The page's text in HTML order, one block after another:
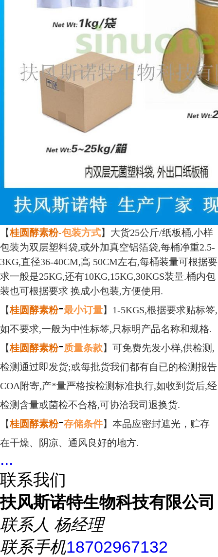
【桂圆酵素粉-包装方式】大货25公斤/纸板桶,小样
包装为双层塑料袋,或外加真空铝箔袋,每桶净重2.5-
3KG,直径36-40CM,高 50CM左右,每桶装量可根据要
求一般是25KG,还有10KG,15KG,30KGS装量.桶内包
装也可根据要求 换成小包装,方便使用.
【桂圆酵素粉-最小订量】1-5KGS,根据要求贴标签,
如不要求,一般为中性标签,只标明产品名称和规格.
【桂圆酵素粉-质量条款】可免费先发小样,供检测,
检测通过即发货;或每批货我们都有自已的检测报告
COA附寄,产*量严格按检测标准执行,如收到货后,经
检测含量或菌检不合格,可协洽我司退换货.
【桂圆酵素粉-存储条件】本品应密封遮光，贮存
在干燥、阴凉、通风良好的地方.
...
联系我们
扶风斯诺特生物科技有限公司
联系人 杨经理
联系手机18702967132